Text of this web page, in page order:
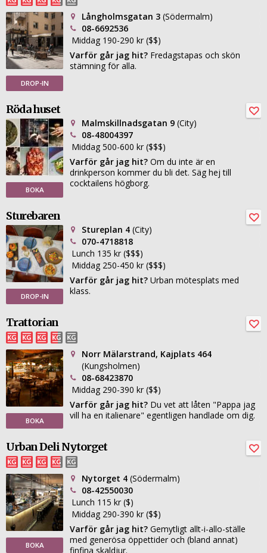
DROP-IN
Långholmsgatan 3 (Södermalm)
08-6692536
Middag 190-290 kr ($$)
Varför går jag hit? Fredagstapas och skön
stämning för alla.
Röda huset
BOKA
Malmskillnadsgatan 9 (City)
08-48004397
Middag 500-600 kr ($$$)
Varför går jag hit? Om du inte är en
drinkperson kommer du bli det. Säg hej till
cocktailens högborg.
Sturebaren
DROP-IN
Stureplan 4 (City)
070-4718818
Lunch 135 kr ($$$)
Middag 250-450 kr ($$$)
Varför går jag hit? Urban mötesplats med
klass.
Trattorian
BOKA
Norr Mälarstrand, Kajplats 464
(Kungsholmen)
08-68423870
Middag 290-390 kr ($$)
Varför går jag hit? Du vet att låten "Pappa jag
vill ha en italienare" egentligen handlade om dig.
Urban Deli Nytorget
BOKA
Nytorget 4 (Södermalm)
08-42550030
Lunch 115 kr ($)
Middag 290-390 kr ($$)
Varför går jag hit? Gemytligt allt-i-allo-ställe
med generösa öppettider och (bland annat)
finfina skaldjur.